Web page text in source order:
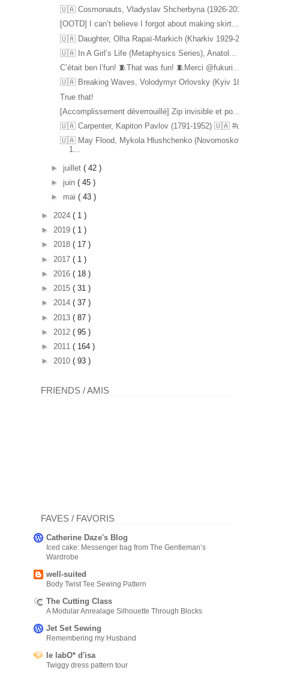
🇺🇦 Cosmonauts, Vladyslav Shcherbyna (1926-2017) ...
[OOTD] I can’t believe I forgot about making skirt...
🇺🇦 Daughter, Olha Rapaï-Markich (Kharkiv 1929-20...
🇺🇦 In A Girl’s Life (Metaphysics Series), Anatol...
C’était ben l’fun! 🧵That was fun! 🧵Merci @fukuri...
🇺🇦 Breaking Waves, Volodymyr Orlovsky (Kyiv 1842...
True that!
[Accomplissement déverrouillé] Zip invisible et po...
🇺🇦 Carpenter, Kapiton Pavlov (1791-1952) 🇺🇦 #u...
🇺🇦 May Flood, Mykola Hlushchenko (Novomoskovsk
1...
► juillet ( 42 )
► juin ( 45 )
► mai ( 43 )
► 2024 ( 1 )
► 2019 ( 1 )
► 2018 ( 17 )
► 2017 ( 1 )
► 2016 ( 18 )
► 2015 ( 31 )
► 2014 ( 37 )
► 2013 ( 87 )
► 2012 ( 95 )
► 2011 ( 164 )
► 2010 ( 93 )
FRIENDS / AMIS
FAVES / FAVORIS
Catherine Daze's Blog
Iced cake: Messenger bag from The Gentleman’s
Wardrobe
well-suited
Body Twist Tee Sewing Pattern
The Cutting Class
A Modular Anrealage Silhouette Through Blocks
Jet Set Sewing
Remembering my Husband
le labO* d'isa
Twiggy dress pattern tour